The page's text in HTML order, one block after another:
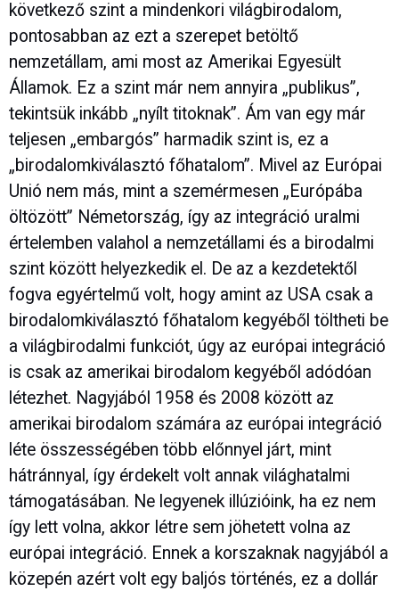
következő szint a mindenkori világbirodalom,
pontosabban az ezt a szerepet betöltő
nemzetállam, ami most az Amerikai Egyesült
Államok. Ez a szint már nem annyira „publikus”,
tekintsük inkább „nyílt titoknak”. Ám van egy már
teljesen „embargós” harmadik szint is, ez a
„birodalomkiválasztó főhatalom”. Mivel az Európai
Unió nem más, mint a szemérmesen „Európába
öltözött” Németország, így az integráció uralmi
értelemben valahol a nemzetállami és a birodalmi
szint között helyezkedik el. De az a kezdetektől
fogva egyértelmű volt, hogy amint az USA csak a
birodalomkiválasztó főhatalom kegyéből töltheti be
a világbirodalmi funkciót, úgy az európai integráció
is csak az amerikai birodalom kegyéből adódóan
létezhet. Nagyjából 1958 és 2008 között az
amerikai birodalom számára az európai integráció
léte összességében több előnnyel járt, mint
hátránnyal, így érdekelt volt annak világhatalmi
támogatásában. Ne legyenek illúzióink, ha ez nem
így lett volna, akkor létre sem jöhetett volna az
európai integráció. Ennek a korszaknak nagyjából a
közepén azért volt egy baljós történés, ez a dollár